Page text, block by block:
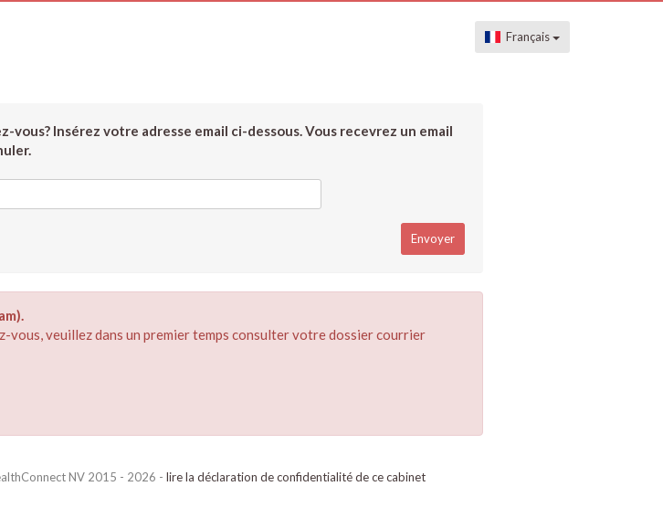
Français
Insérez votre adresse email ci-dessous. Vous recevrez un email
vous, veuillez dans un premier temps consulter votre dossier courrier
NV 2015 - 2026 - lire la déclaration de confidentialité de ce cabinet